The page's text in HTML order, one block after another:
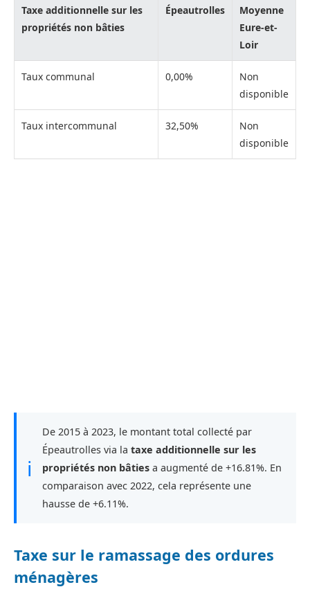
Taxe additionnelle sur les
propriétés non bâties
Épeautrolles
Moyenne
Eure-et-
Loir
Taux communal 0,00%
Non
disponible
Taux intercommunal 32,50%
Non
disponible
ℹ
De 2015 à 2023, le montant total collecté par
Épeautrolles via la taxe additionnelle sur les
propriétés non bâties a augmenté de +16.81%. En
comparaison avec 2022, cela représente une
hausse de +6.11%.
Taxe sur le ramassage des ordures
ménagères